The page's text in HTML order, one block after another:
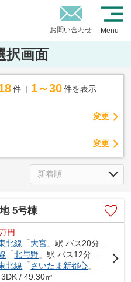
お問い合わせ Menu
択画面
件 1～30 件を表示
変更
変更
5号棟
円
北線 「大宮 」駅 バス20分 「加茂川団地」 停歩5分
「北与野 」駅 バス12分 「三橋四丁目」 停歩14分
北線 「さいたま新都心 」駅 バス15分 「三橋四丁目」 停歩14分
/ 49.30㎡